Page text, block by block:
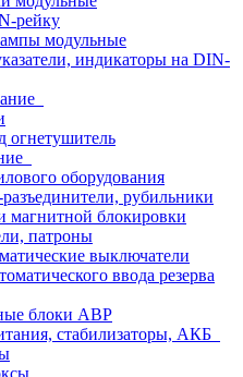
рейку
модульные
индикаторы на DIN-
огнетушитель
оборудования
рубильники
магнитной блокировки
патроны
выключатели
ввода резерва
блоки АВР
стабилизаторы, АКБ